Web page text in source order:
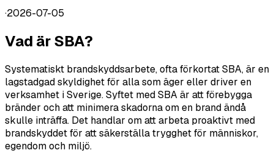
·2026-07-05
Vad är SBA?
Systematiskt brandskyddsarbete, ofta förkortat SBA, är en
lagstadgad skyldighet för alla som äger eller driver en
verksamhet i Sverige. Syftet med SBA är att förebygga
bränder och att minimera skadorna om en brand ändå
skulle inträffa. Det handlar om att arbeta proaktivt med
brandskyddet för att säkerställa trygghet för människor,
egendom och miljö.